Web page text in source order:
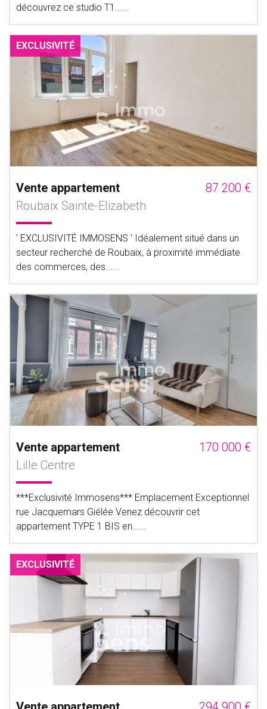
découvrez ce studio T1......
EXCLUSIVITÉ
Vente appartement
87 200 €
Roubaix Sainte-Elizabeth
' EXCLUSIVITÉ IMMOSENS ' Idéalement situé dans un
secteur recherché de Roubaix, à proximité immédiate
des commerces, des......
Vente appartement
170 000 €
Lille Centre
***Exclusivité Immosens*** Emplacement Exceptionnel
rue Jacquemars Giélée Venez découvrir cet
appartement TYPE 1 BIS en......
EXCLUSIVITÉ